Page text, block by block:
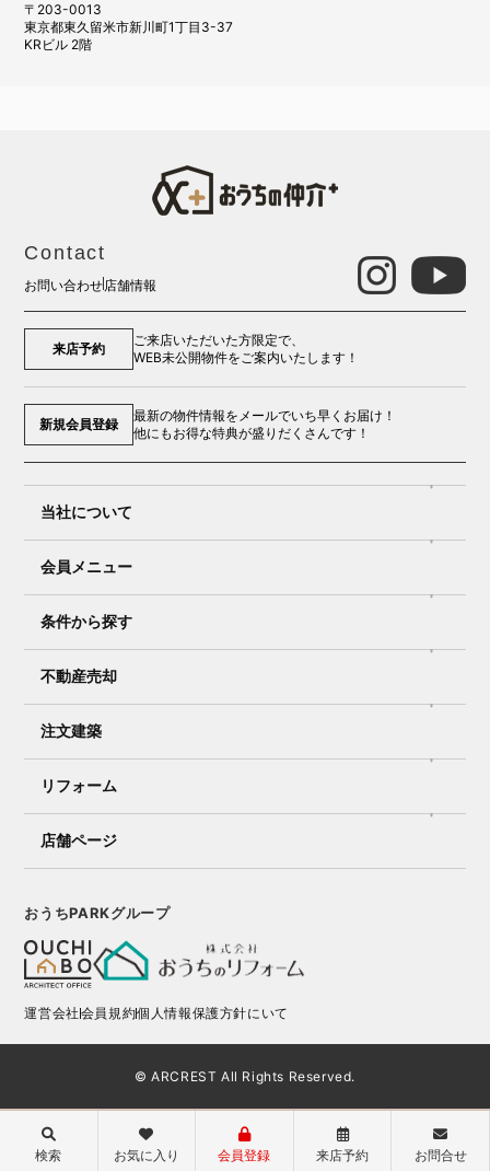
〒203-0013
東京都東久留米市新川町1丁目3-37
KRビル 2階
Contact
お問い合わせ店舗情報
来店予約
ご来店いただいた方限定で、
WEB未公開物件をご案内いたします！
新規会員登録
最新の物件情報をメールでいち早くお届け！
他にもお得な特典が盛りだくさんです！
当社について
会員メニュー
条件から探す
不動産売却
注文建築
リフォーム
店舗ページ
おうちPARKグループ
運営会社会員規約個人情報保護方針にいて
© ARCREST All Rights Reserved.
検索 お気に入り 会員登録 来店予約 お問合せ